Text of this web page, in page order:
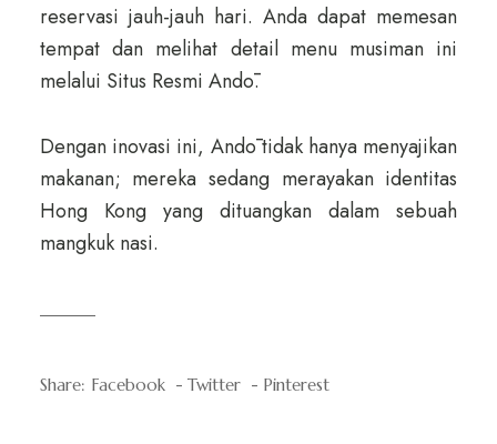
reservasi jauh-jauh hari. Anda dapat memesan
tempat dan melihat detail menu musiman ini
melalui Situs Resmi Andō.
Dengan inovasi ini, Andō tidak hanya menyajikan
makanan; mereka sedang merayakan identitas
Hong Kong yang dituangkan dalam sebuah
mangkuk nasi.
Share: Facebook Twitter Pinterest